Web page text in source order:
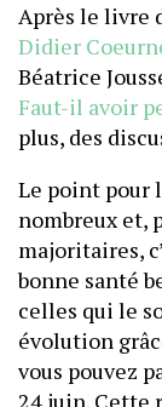
Après le livre
Didier
Béatrice
Faut-il avoir
plus, des
Le point pour
nombreux et,
majoritaires,
bonne santé
celles qui le
évolution
vous pouvez
24 juin. Cette